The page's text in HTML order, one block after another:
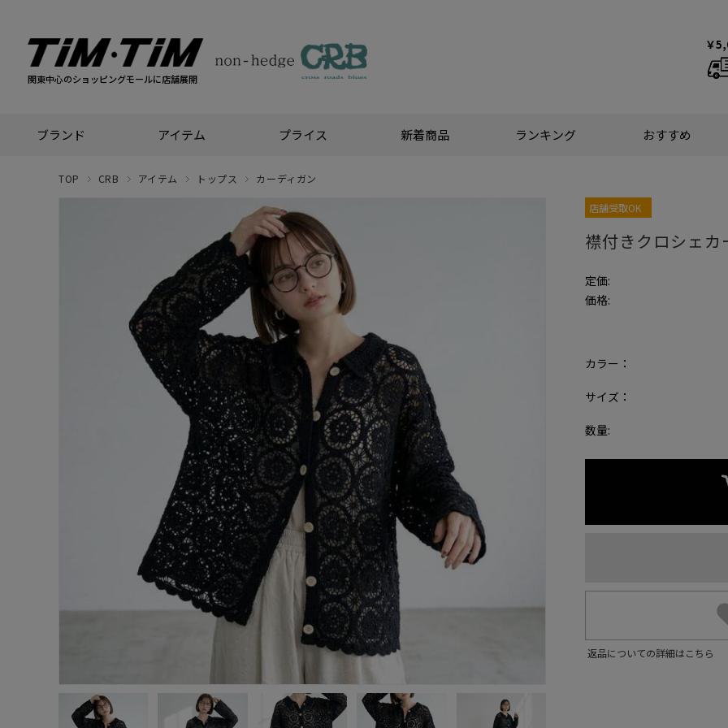
関東中心のショッピングモールに店舗展開
￥
ブランド アイテム プライス 新着商品 ランキング おすすめ
TOP CRB アイテム トップス カーディガン
店舗受取OK
襟付きクロシェカ
定価:
価格:
カラー：
サイズ：
数量:
返品についての詳細はこちら